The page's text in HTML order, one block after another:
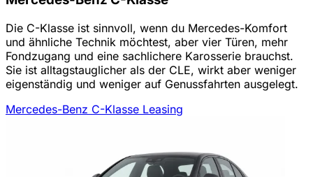
Die C-Klasse ist sinnvoll, wenn du Mercedes-Komfort
und ähnliche Technik möchtest, aber vier Türen, mehr
Fondzugang und eine sachlichere Karosserie brauchst.
Sie ist alltagstauglicher als der CLE, wirkt aber weniger
eigenständig und weniger auf Genussfahrten ausgelegt.
Mercedes-Benz C-Klasse Leasing